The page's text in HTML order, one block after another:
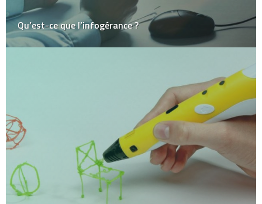
Qu’est-ce que l’infogérance ?